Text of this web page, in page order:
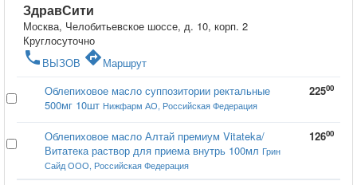
ЗдравСити
Москва, Челобитьевское шоссе, д. 10, корп. 2
Круглосуточно
phone ВЫЗОВ directionsМаршрут
Облепиховое масло суппозитории ректальные
500мг 10шт Нижфарм АО, Российская Федерация
22500
Облепиховое масло Алтай премиум Vitateka/
Витатека раствор для приема внутрь 100мл Грин
Сайд ООО, Российская Федерация
12600